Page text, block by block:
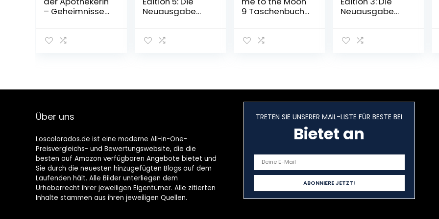
– Geheimnisse
3. November
Neuausgabe
Manga-Thrillers
– 28. Juli 2020
9 Taschenbuch
Neuausgabe
Manga-Thrillers
Taschenbuch –
28. Januar 2020
Über uns
Loscolorados.de ist eine moderne All-in-One-
Preisvergleichs- und Bewertungswebsite, die die
besten auf Amazon verfügbaren Angebote bietet und
Sie durch die neuesten hinzugefügten Blogs auf dem
Laufenden hält. Alle Bilder unterliegen dem
Urheberrecht ihrer jeweiligen Eigentümer. Alle zitierten
Inhalte stammen aus ihren jeweiligen Quellen.
TRETEN SIE UNSERER MAIL-LISTE FÜR BESTE BEI
Bietet an